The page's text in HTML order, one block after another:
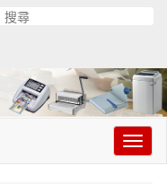
切
换